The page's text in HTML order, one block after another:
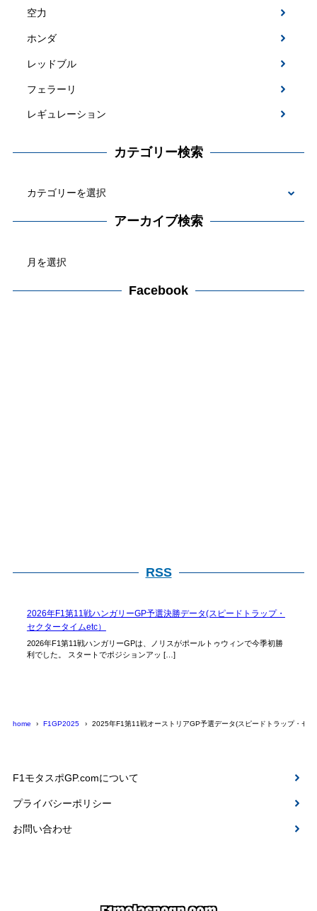
空力
ホンダ
レッドブル
フェラーリ
レギュレーション
カテゴリー検索
テ
検
アーカイブ検索
カ
Facebook
RSS
2026年F1第11戦ハンガリーGP予選決勝データ(スピードトラップ・
セクタータイムetc）
2026年F1第11戦ハンガリーGPは、ノリスがポールトゥウィンで今季初勝
利でした。 スタートでポジションアッ […]
home F1GP2025 2025年F1第11戦オーストリアGP予選データ(スピードトラップ・セ
F1モタスポGP.comについて
プライバシーポリシー
お問い合わせ